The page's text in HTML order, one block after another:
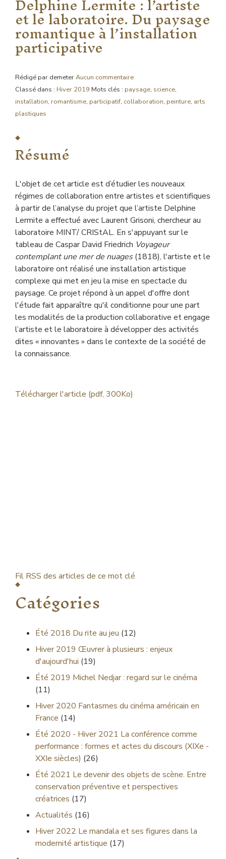
et le laboratoire. Du paysage
romantique à l’installation
participative
Rédigé par demeterAucun commentaire
Classé dans : Hiver 2019 Mots clés : paysage, science,
installation, romantisme, participatif, collaboration, peinture, arts
plastiques
Résumé
L'objet de cet article est d’étudier les nouveaux
régimes de collaboration entre artistes et scientifiques
à partir de l’analyse du projet que l’artiste Delphine
Lermite a effectué avec Laurent Grisoni, chercheur au
laboratoire MINT/CRIStAL. En s'appuyant sur le
tableau de Caspar David Friedrich Voyageur
contemplant une mer de nuages(1818), l'artiste et le
laboratoire ont réalisé une installation artistique
complexe qui met en jeu la mise en spectacle du
paysage. Ce projet répond à un appel d'offre dont
l'étude fait apparaître qu'il conditionne pour une part
les modalités de la production collaborative et engage
l’artiste et le laboratoire à développer des activités
dites « innovantes » dans le contexte de la société de
la connaissance.
Télécharger l'article (pdf, 300Ko)
Fil RSS des articles de ce mot clé
Catégories
Été 2018 Du rite au jeu (12)
Hiver 2019 Œuvrer à plusieurs : enjeux
d'aujourd'hui (19)
Été 2019 Michel Nedjar : regard sur le cinéma
(11)
Hiver 2020 Fantasmes du cinéma américain en
France (14)
Été 2020 - Hiver 2021 La conférence comme
performance : formes et actes du discours (XIXe -
XXIe siècles) (26)
Été 2021 Le devenir des objets de scène. Entre
conservation préventive et perspectives
créatrices (17)
Actualités (16)
Hiver 2022 Le mandala et ses figures dans la
modernité artistique (17)